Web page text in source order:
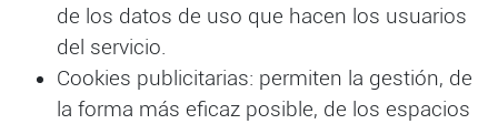
de los datos de uso que hacen los usuarios
del servicio.
Cookies publicitarias: permiten la gestión, de
la forma más eficaz posible, de los espacios